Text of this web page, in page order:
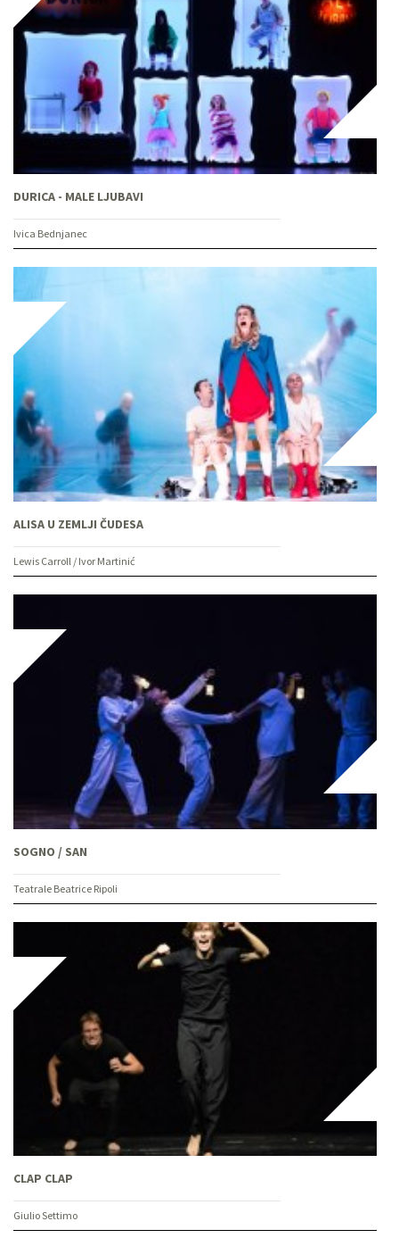
DURICA - MALE LJUBAVI
Ivica Bednjanec
ALISA U ZEMLJI ČUDESA
Lewis Carroll / Ivor Martinić
SOGNO / SAN
Teatrale Beatrice Ripoli
CLAP CLAP
Giulio Settimo